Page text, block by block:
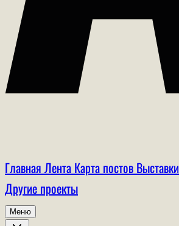
Главная Лента Карта постов Выставки
Другие проекты
Меню